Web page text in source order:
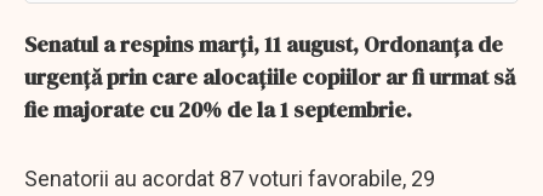
Senatul a respins marți, 11 august, Ordonanța de
urgență prin care alocațiile copiilor ar fi urmat să
fie majorate cu 20% de la 1 septembrie.
Senatorii au acordat 87 voturi favorabile, 29